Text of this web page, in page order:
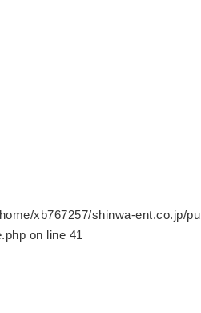
xb767257/shinwa-ent.co.jp/
on line 41